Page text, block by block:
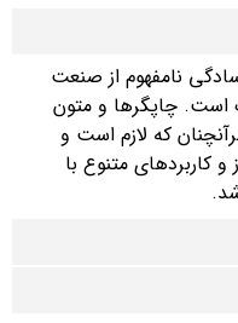
نامفهوم از صنعت
است. چاپگرها و متون
که لازم است و
و کاربردهای متنوع با